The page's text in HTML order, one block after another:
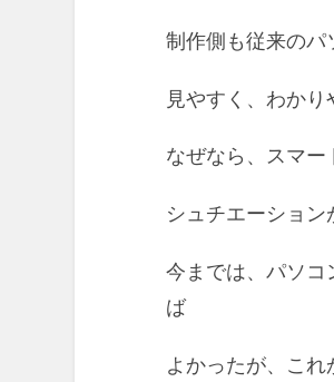
制作側も従来のパ
見やすく、わかり
なぜなら、スマ
シュチエーション
今までは、パソコ
ば
よかったが、こ